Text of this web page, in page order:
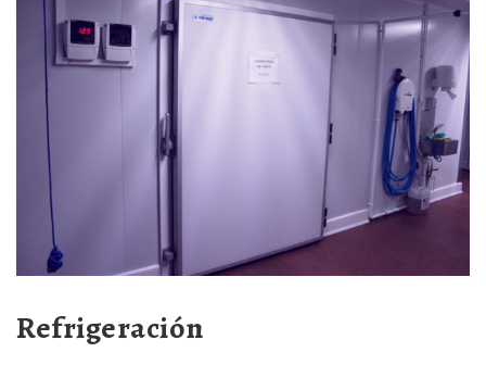
Refrigeración